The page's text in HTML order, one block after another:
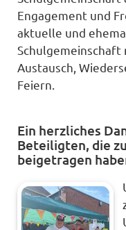
Engagement und
aktuelle und
Austausch,
Feiern.
Ein herzliches
Beteiligten, die
beigetragen